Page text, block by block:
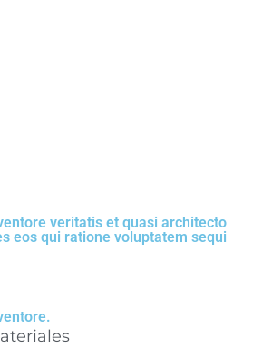
veritatis et quasi architecto
eos qui ratione voluptatem sequi